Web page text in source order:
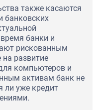
также касаются
банковских
банки и
рискованным
на развитие
компьютеров и
активам банк не
ли уже кредит